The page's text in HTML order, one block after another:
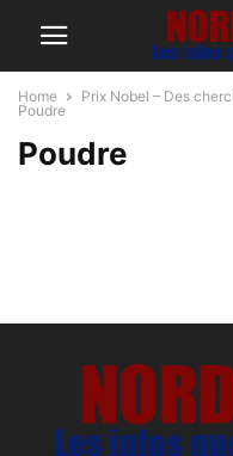
Home
Prix Nobel – Des
Poudre
Poudre